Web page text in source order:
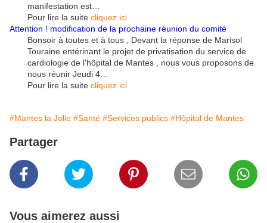
manifestation est…
Pour lire la suite cliquez ici
Attention ! modification de la prochaine réunion du comité
Bonsoir à toutes et à tous , Devant la réponse de Marisol
Touraine entérinant le projet de privatisation du service de
cardiologie de l'hôpital de Mantes , nous vous proposons de
nous réunir Jeudi 4…
Pour lire la suite cliquez ici
#Mantes la Jolie #Santé #Services publics #Hôpital de Mantes
Partager
Vous aimerez aussi